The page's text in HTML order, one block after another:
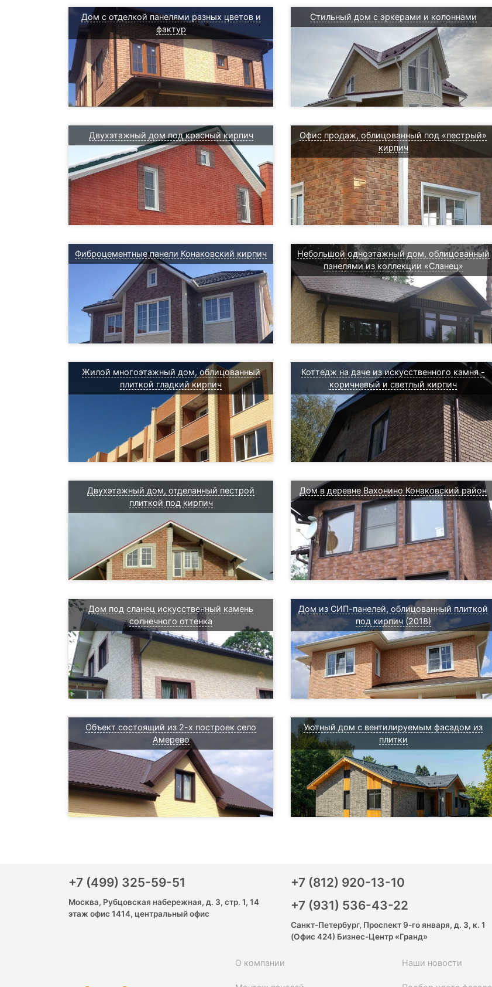
Дом с отделкой панелями разных цветов и
фактур
Стильный дом с эркерами и колоннами
Двухэтажный дом под красный кирпич
Офис продаж, облицованный под «пестрый»
кирпич
Фиброцементные панели Конаковский кирпич
Небольшой одноэтажный дом, облицованный
панелями из коллекции «Сланец»
Жилой многоэтажный дом, облицованный
плиткой гладкий кирпич
Коттедж на даче из искусственного камня -
коричневый и светлый кирпич
Двухэтажный дом, отделанный пестрой
плиткой под кирпич
Дом в деревне Вахонино Конаковский район
Дом под сланец искусственный камень
солнечного оттенка
Дом из СИП-панелей, облицованный плиткой
под кирпич (2018)
Объект состоящий из 2-х построек село
Амерево
Уютный дом с вентилируемым фасадом из
плитки
+7 (499) 325-59-51
Москва, Рубцовская набережная, д. 3, стр. 1, 14
этаж офис 1414, центральный офис
+7 (812) 920-13-10
+7 (931) 536-43-22
Санкт-Петербург, Проспект 9-го января, д. 3, к. 1
(Офис 424) Бизнес-Центр «Гранд»
О компании Наши новости